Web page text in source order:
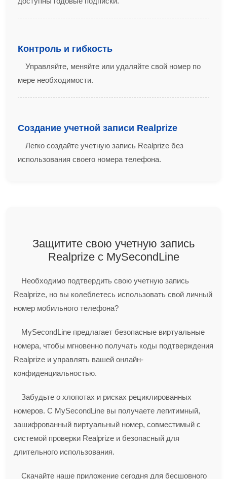
Контроль и гибкость
Управляйте, меняйте или удаляйте свой номер по
мере необходимости.
Создание учетной записи Realprize
Легко создайте учетную запись Realprize без
использования своего номера телефона.
Защитите свою учетную запись
Realprize с MySecondLine
Необходимо подтвердить свою учетную запись
Realprize, но вы колеблетесь использовать свой личный
номер мобильного телефона?
MySecondLine предлагает безопасные виртуальные
номера, чтобы мгновенно получать коды подтверждения
Realprize и управлять вашей онлайн-
конфиденциальностью.
Забудьте о хлопотах и рисках рециклированных
номеров. С MySecondLine вы получаете легитимный,
зашифрованный виртуальный номер, совместимый с
системой проверки Realprize и безопасный для
длительного использования.
Скачайте наше приложение сегодня для бесшовного